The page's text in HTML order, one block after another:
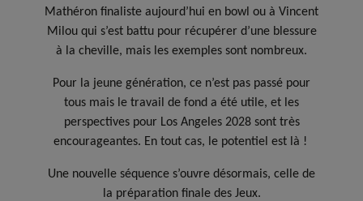
Mathéron finaliste aujourd’hui en bowl ou à Vincent
Milou qui s’est battu pour récupérer d’une blessure
à la cheville, mais les exemples sont nombreux.
Pour la jeune génération, ce n’est pas passé pour
tous mais le travail de fond a été utile, et les
perspectives pour Los Angeles 2028 sont très
encourageantes. En tout cas, le potentiel est là !
Une nouvelle séquence s’ouvre désormais, celle de
la préparation finale des Jeux.